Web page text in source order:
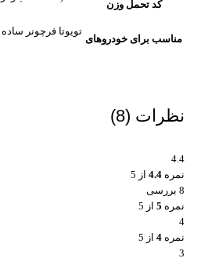
کد تحمل وزن
مناسب برای خودروهای
تویوتا فرچونر ساده
نظرات (8)
4.4
نمره 4.4 از 5
8 بررسی
نمره 5 از 5
4
نمره 4 از 5
3